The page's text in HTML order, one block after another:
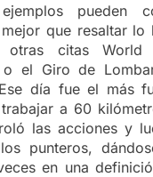
pueden
que resaltar lo
otras citas World
o el Giro de
día fue el más
a 60
las acciones y
punteros,
en una